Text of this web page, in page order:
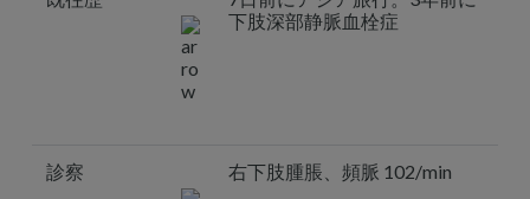
下肢深部静脈血栓症
診察 右下肢腫脹、頻脈 102/min